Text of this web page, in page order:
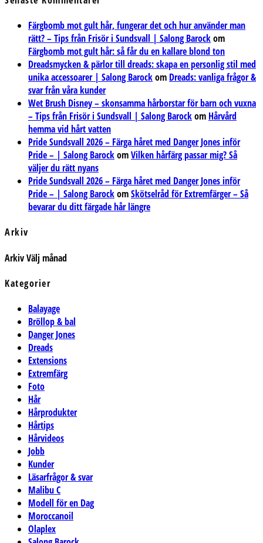
Färgbomb mot gult hår, fungerar det och hur använder man
rätt? – Tips från Frisör i Sundsvall | Salong Barockom
Färgbomb mot gult hår: så får du en kallare blond ton
Dreadsmycken & pärlor till dreads: skapa en personlig stil med
unika accessoarer | Salong Barockom Dreads: vanliga frågor &
svar från våra kunder
Wet Brush Disney – skonsamma hårborstar för barn och vuxna
– Tips från Frisör i Sundsvall | Salong Barockom Hårvård
hemma vid hårt vatten
Pride Sundsvall 2026 – Färga håret med Danger Jones inför
Pride – | Salong BarockomVilken hårfärg passar mig? Så
väljer du rätt nyans
Pride Sundsvall 2026 – Färga håret med Danger Jones inför
Pride – | Salong BarockomSkötselråd för Extremfärger – Så
bevarar du ditt färgade hår längre
Arkiv
ArkivVälj månad
Kategorier
Balayage
Bröllop & bal
Danger Jones
Dreads
Extensions
Extremfärg
Foto
Hår
Hårprodukter
Hårtips
Hårvideos
Jobb
Kunder
Läsarfrågor & svar
Malibu C
Modell för en Dag
Moroccanoil
Olaplex